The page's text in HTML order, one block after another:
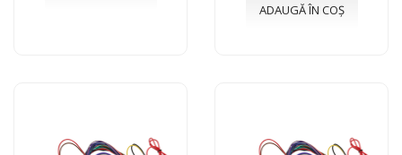
ADAUGĂ ÎN COȘ